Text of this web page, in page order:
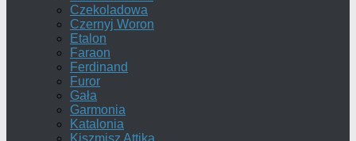
Czekoladowa
Czernyj Woron
Etalon
Faraon
Ferdinand
Furor
Gała
Garmonia
Katalonia
Kiszmisz Attika